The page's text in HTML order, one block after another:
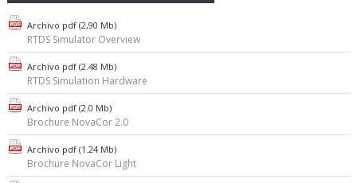
Archivo pdf (2,90 Mb)
RTDS Simulator Overview
Archivo pdf (2.48 Mb)
RTDS Simulation Hardware
Archivo pdf (2.0 Mb)
Brochure NovaCor 2.0
Archivo pdf (1.24 Mb)
Brochure NovaCor Light